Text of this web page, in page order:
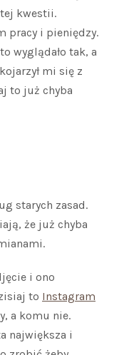
kwestii.
pracy i pieniędzy.
wyglądało tak, a
kojarzył mi się z
to już chyba
starych zasad.
że już chyba
i ono
to Instagram
a komu nie.
największa i